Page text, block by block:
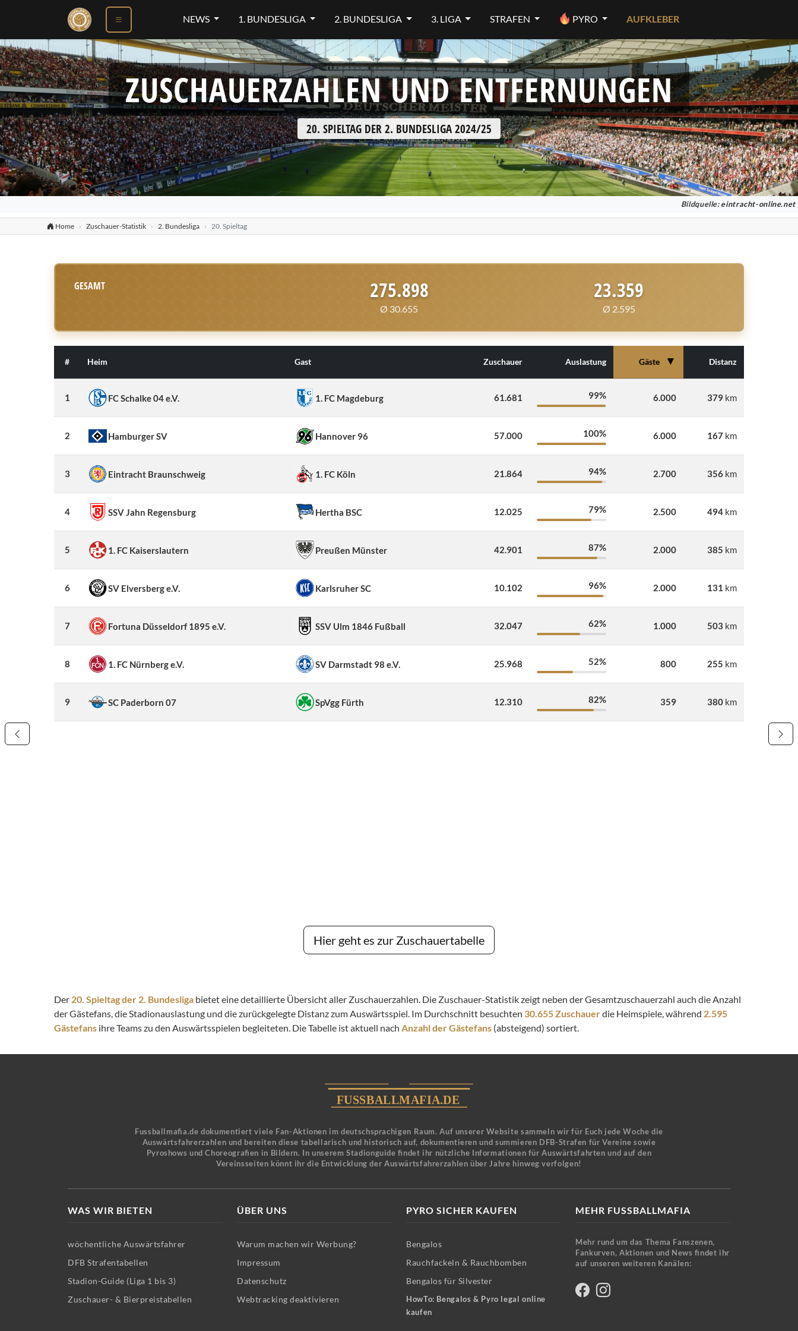
NEWS 1. BUNDESLIGA 2. BUNDESLIGA 3. LIGA STRAFEN PYRO AUFKLEBER
ZUSCHAUERZAHLEN UND ENTFERNUNGEN
20. SPIELTAG DER 2. BUNDESLIGA 2024/25
Bildquelle: eintracht-online.net
Home Zuschauer-Statistik 2. Bundesliga 20. Spieltag
GESAMT 275.898
Ø 30.655
23.359
Ø 2.595
# Heim Gast Zuschauer Auslastung Gäste ▼ Distanz
1 FC Schalke 04 e.V. 1. FC Magdeburg 61.681 99% 6.000 379 km
2 Hamburger SV Hannover 96 57.000 100% 6.000 167 km
3 Eintracht Braunschweig 1. FC Köln 21.864 94% 2.700 356 km
4 SSV Jahn Regensburg Hertha BSC 12.025 79% 2.500 494 km
5 1. FC Kaiserslautern Preußen Münster 42.901 87% 2.000 385 km
6 SV Elversberg e.V. Karlsruher SC 10.102 96% 2.000 131 km
7 Fortuna Düsseldorf 1895 e.V. SSV Ulm 1846 Fußball 32.047 62% 1.000 503 km
8 1. FC Nürnberg e.V. SV Darmstadt 98 e.V. 25.968 52% 800 255 km
9 SC Paderborn 07 SpVgg Fürth 12.310 82% 359 380 km
Hier geht es zur Zuschauertabelle
Der 20. Spieltag der 2. Bundesliga bietet eine detaillierte Übersicht aller Zuschauerzahlen. Die Zuschauer-Statistik zeigt neben der Gesamtzuschauerzahl auch die Anzahl
der Gästefans, die Stadionauslastung und die zurückgelegte Distanz zum Auswärtsspiel. Im Durchschnitt besuchten 30.655 Zuschauerdie Heimspiele, während 2.595
Gästefans ihre Teams zu den Auswärtsspielen begleiteten. Die Tabelle ist aktuell nach Anzahl der Gästefans (absteigend) sortiert.
Fussballmafia.de dokumentiert viele Fan-Aktionen im deutschsprachigen Raum. Auf unserer Website sammeln wir für Euch jede Woche die
Auswärtsfahrerzahlen und bereiten diese tabellarisch und historisch auf, dokumentieren und summieren DFB-Strafen für Vereine sowie
Pyroshows und Choreografien in Bildern. In unserem Stadionguide findet ihr nützliche Informationen für Auswärtsfahrten und auf den
Vereinsseiten könnt ihr die Entwicklung der Auswärtsfahrerzahlen über Jahre hinweg verfolgen!
WAS WIR BIETEN
wöchentliche Auswärtsfahrer
DFB Strafentabellen
Stadion-Guide (Liga 1 bis 3)
Zuschauer- & Bierpreistabellen
ÜBER UNS
Warum machen wir Werbung?
Impressum
Datenschutz
Webtracking deaktivieren
PYRO SICHER KAUFEN
Bengalos
Rauchfackeln & Rauchbomben
Bengalos für Silvester
HowTo: Bengalos & Pyro legal online
kaufen
MEHR FUSSBALLMAFIA
Mehr rund um das Thema Fanszenen,
Fankurven, Aktionen und News findet ihr
auf unseren weiteren Kanälen: